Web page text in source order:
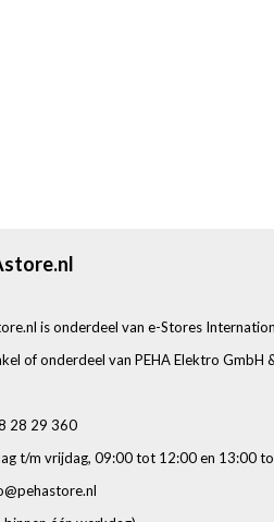
is onderdeel van e-Stores
of onderdeel van PEHA Elektro GmbH
28 29 360
t/m vrijdag, 09:00 tot 12:00 en 13:00